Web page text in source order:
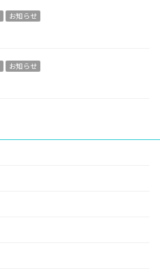
お知らせ
お知らせ